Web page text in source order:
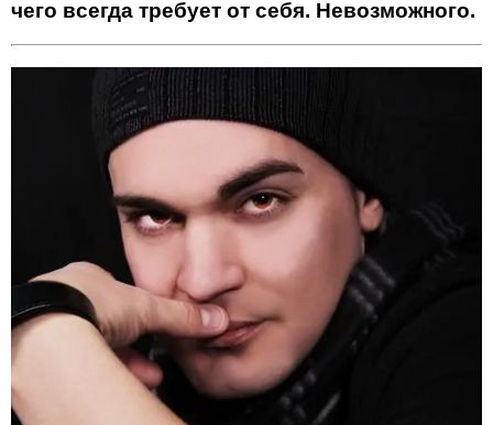
чего всегда требует от себя. Невозможного.